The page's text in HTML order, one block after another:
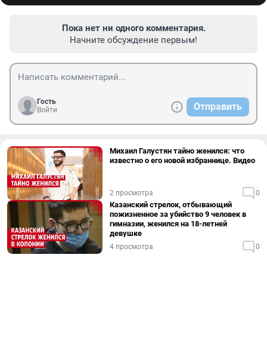
Пока нет ни одного комментария.
Начните обсуждение первым!
Гость
Войти
Отправить
Михаил Галустян тайно женился: что
известно о его новой избраннице. Видео
2 просмотра 0
Казанский стрелок, отбывающий
пожизненное за убийство 9 человек в
гимназии, женился на 18-летней
девушке
4 просмотра 0